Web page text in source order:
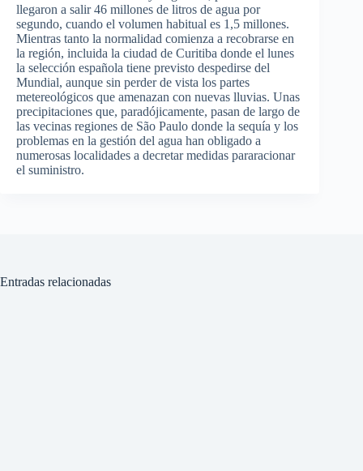
llegaron a salir 46 millones de litros de agua por
segundo, cuando el volumen habitual es 1,5 millones.
Mientras tanto la normalidad comienza a recobrarse en
la región, incluida la ciudad de Curitiba donde el lunes
la selección española tiene previsto despedirse del
Mundial, aunque sin perder de vista los partes
metereológicos que amenazan con nuevas lluvias. Unas
precipitaciones que, paradójicamente, pasan de largo de
las vecinas regiones de São Paulo donde la sequía y los
problemas en la gestión del agua han obligado a
numerosas localidades a decretar medidas pararacionar
el suministro.
Entradas relacionadas